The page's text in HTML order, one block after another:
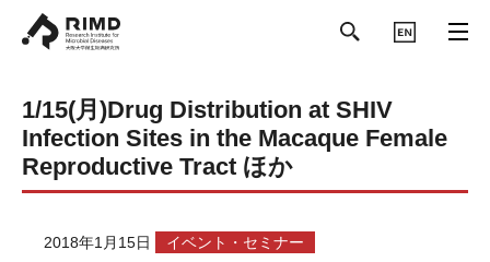
1/15(月)Drug Distribution at SHIV
Infection Sites in the Macaque Female
Reproductive Tract ほか
2018年1月15日 イベント・セミナー